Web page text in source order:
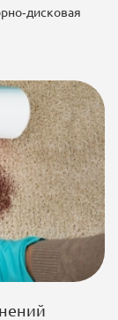
дисковая